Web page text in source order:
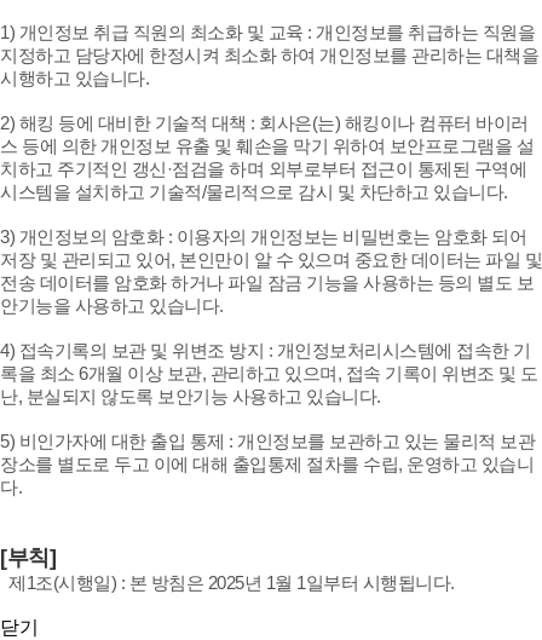
1) 개인정보 취급 직원의 최소화 및 교육 : 개인정보를 취급하는 직원을
지정하고 담당자에 한정시켜 최소화 하여 개인정보를 관리하는 대책을
시행하고 있습니다.
2) 해킹 등에 대비한 기술적 대책 : 회사은(는) 해킹이나 컴퓨터 바이러
스 등에 의한 개인정보 유출 및 훼손을 막기 위하여 보안프로그램을 설
치하고 주기적인 갱신·점검을 하며 외부로부터 접근이 통제된 구역에
시스템을 설치하고 기술적/물리적으로 감시 및 차단하고 있습니다.
3) 개인정보의 암호화 : 이용자의 개인정보는 비밀번호는 암호화 되어
저장 및 관리되고 있어, 본인만이 알 수 있으며 중요한 데이터는 파일 및
전송 데이터를 암호화 하거나 파일 잠금 기능을 사용하는 등의 별도 보
안기능을 사용하고 있습니다.
4) 접속기록의 보관 및 위변조 방지 : 개인정보처리시스템에 접속한 기
록을 최소 6개월 이상 보관, 관리하고 있으며, 접속 기록이 위변조 및 도
난, 분실되지 않도록 보안기능 사용하고 있습니다.
5) 비인가자에 대한 출입 통제 : 개인정보를 보관하고 있는 물리적 보관
장소를 별도로 두고 이에 대해 출입통제 절차를 수립, 운영하고 있습니
다.
[부칙]
제1조(시행일) : 본 방침은 2025년 1월 1일부터 시행됩니다.
닫기